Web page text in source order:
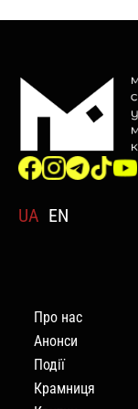
UA EN
Про нас
Анонси
Події
Крамниця